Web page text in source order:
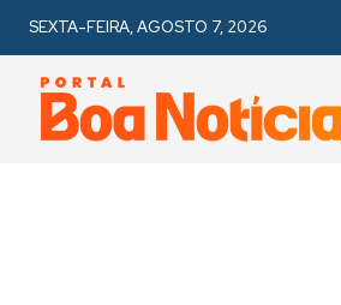
SEXTA-FEIRA, AGOSTO 7, 2026